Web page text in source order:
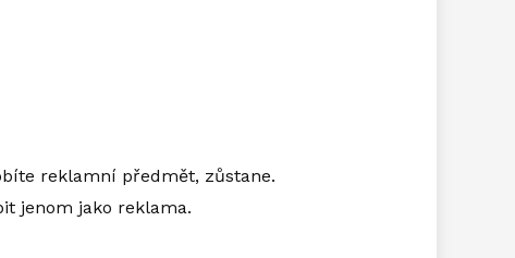
reklamní předmět, zůstane.
jenom jako reklama.